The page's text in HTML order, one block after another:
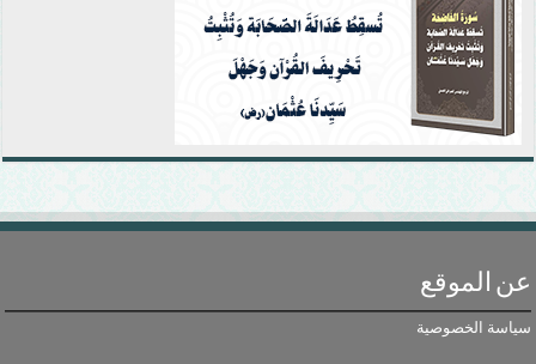
عن الموقع
سياسة الخصوصية